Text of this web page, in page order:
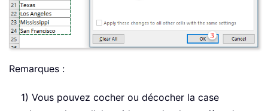
Remarques :
1) Vous pouvez cocher ou décocher la case